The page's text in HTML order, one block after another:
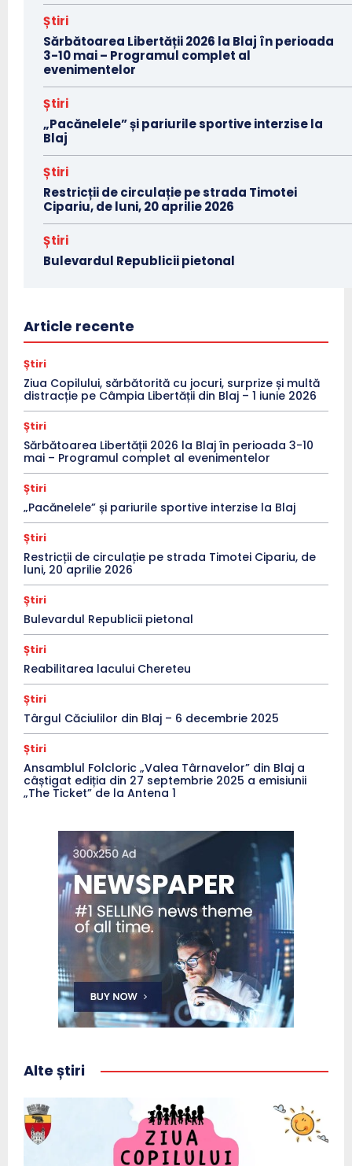
Știri
Sărbătoarea Libertății 2026 la Blaj în perioada
3-10 mai – Programul complet al
evenimentelor
Știri
„Pacănelele” și pariurile sportive interzise la
Blaj
Știri
Restricții de circulație pe strada Timotei
Cipariu, de luni, 20 aprilie 2026
Știri
Bulevardul Republicii pietonal
Article recente
Știri
Ziua Copilului, sărbătorită cu jocuri, surprize și multă
distracție pe Câmpia Libertății din Blaj – 1 iunie 2026
Știri
Sărbătoarea Libertății 2026 la Blaj în perioada 3-10
mai – Programul complet al evenimentelor
Știri
„Pacănelele” și pariurile sportive interzise la Blaj
Știri
Restricții de circulație pe strada Timotei Cipariu, de
luni, 20 aprilie 2026
Știri
Bulevardul Republicii pietonal
Știri
Reabilitarea lacului Chereteu
Știri
Târgul Căciulilor din Blaj – 6 decembrie 2025
Știri
Ansamblul Folcloric „Valea Târnavelor” din Blaj a
câștigat ediția din 27 septembrie 2025 a emisiunii
„The Ticket” de la Antena 1
Alte știri